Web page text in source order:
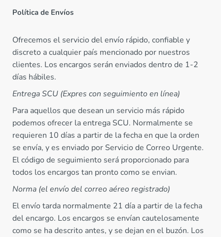
Política de Envíos
Ofrecemos el servicio del envío rápido, confiable y
discreto a cualquier país mencionado por nuestros
clientes. Los encargos serán enviados dentro de 1-2
días hábiles.
Entrega SCU (Expres con seguimiento en línea)
Para aquellos que desean un servicio más rápido
podemos ofrecer la entrega SCU. Normalmente se
requieren 10 días a partir de la fecha en que la orden
se envía, y es enviado por Servicio de Correo Urgente.
El código de seguimiento será proporcionado para
todos los encargos tan pronto como se envian.
Norma (el envío del correo aéreo registrado)
El envío tarda normalmente 21 día a partir de la fecha
del encargo. Los encargos se envían cautelosamente
como se ha descrito antes, y se dejan en el buzón. Los